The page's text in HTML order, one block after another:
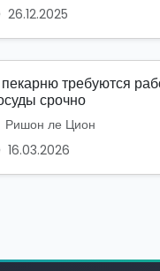
26.12.2025
требуются
срочно
Ришон ле Цион
16.03.2026